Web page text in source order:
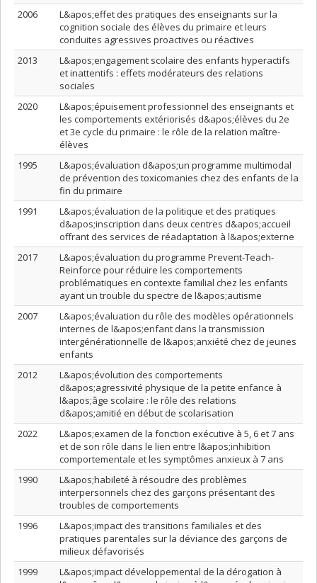
2006
L&apos;effet des pratiques des enseignants sur la
cognition sociale des élèves du primaire et leurs
conduites agressives proactives ou réactives
2013
L&apos;engagement scolaire des enfants hyperactifs
et inattentifs : effets modérateurs des relations
sociales
2020
L&apos;épuisement professionnel des enseignants et
les comportements extériorisés d&apos;élèves du 2e
et 3e cycle du primaire : le rôle de la relation maître-
élèves
1995
L&apos;évaluation d&apos;un programme multimodal
de prévention des toxicomanies chez des enfants de la
fin du primaire
1991
L&apos;évaluation de la politique et des pratiques
d&apos;inscription dans deux centres d&apos;accueil
offrant des services de réadaptation à l&apos;externe
2017
L&apos;évaluation du programme Prevent-Teach-
Reinforce pour réduire les comportements
problématiques en contexte familial chez les enfants
ayant un trouble du spectre de l&apos;autisme
2007
L&apos;évaluation du rôle des modèles opérationnels
internes de l&apos;enfant dans la transmission
intergénérationnelle de l&apos;anxiété chez de jeunes
enfants
2012
L&apos;évolution des comportements
d&apos;agressivité physique de la petite enfance à
l&apos;âge scolaire : le rôle des relations
d&apos;amitié en début de scolarisation
2022
L&apos;examen de la fonction exécutive à 5, 6 et 7 ans
et de son rôle dans le lien entre l&apos;inhibition
comportementale et les symptômes anxieux à 7 ans
1990
L&apos;habileté à résoudre des problèmes
interpersonnels chez des garçons présentant des
troubles de comportements
1996
L&apos;impact des transitions familiales et des
pratiques parentales sur la déviance des garçons de
milieux défavorisés
1999
L&apos;impact développemental de la dérogation à